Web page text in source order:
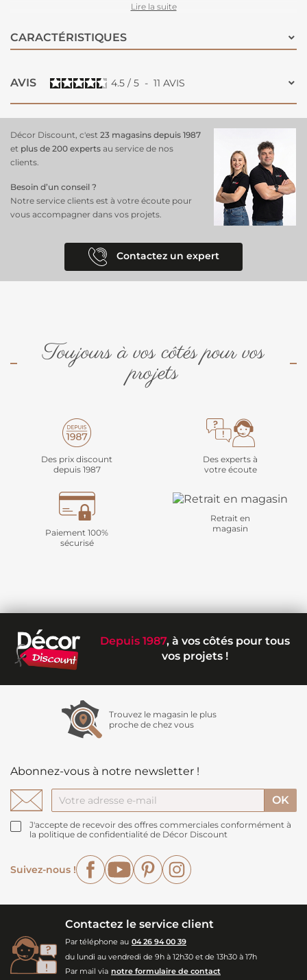
Lire la suite
CARACTÉRISTIQUES
AVIS 4.5 / 5 - 11 AVIS
Décor Discount, c'est 23 magasins depuis 1987
et plus de 200 experts au service de nos
clients.
Besoin d’un conseil ?
Notre service clients est à votre écoute pour
vous accompagner dans vos projets.
Contactez un expert
Toujours à vos côtés pour vos
projets
Des prix discount
depuis 1987
Des experts à
votre écoute
Paiement 100%
sécurisé
Retrait en
magasin
Depuis 1987, à vos côtés pour tous
vos projets !
Trouvez le magasin le plus
proche de chez vous
Abonnez-vous à notre newsletter !
J'accepte de recevoir des offres commerciales conformément à
la politique de confidentialité de Décor Discount
Suivez-nous !
FacebookYouTubePinterest
Contactez le service client
Par téléphone au 04 26 94 00 39
du lundi au vendredi de 9h à 12h30 et de 13h30 à 17h
Par mail via notre formulaire de contact